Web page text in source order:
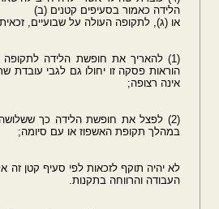
הלידה כאמור בסעיפים קטנים (ב)
או (ג), לתקופה העולה על שבועיים,
(1) להאריך את חופשת הלידה
הוראות פסקה זו יחולו גם לגבי עובדת
אינה רצופה;
(2) לפצל את חופשת הלידה כך
במהלך תקופת האשפוז או עם סיומה;
לא יהיה תוקף לזכאות לפי סעיף קטן
העבודה והרווחה בתקנות.